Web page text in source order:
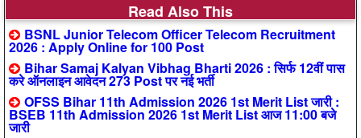
Read Also This
BSNL Junior Telecom Officer Telecom Recruitment
2026 : Apply Online for 100 Post
Bihar Samaj Kalyan Vibhag Bharti 2026 : सिर्फ 12वीं पास
करे ऑनलाइन आवेदन 273 Post पर नई भर्ती
OFSS Bihar 11th Admission 2026 1st Merit List जारी :
BSEB 11th Admission 2026 1st Merit List आज 11:00 बजे
जारी